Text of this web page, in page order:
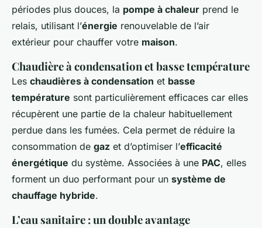
périodes plus douces, la pompe à chaleur prend le
relais, utilisant l’énergie renouvelable de l’air
extérieur pour chauffer votre maison.
Chaudière à condensation et basse température
Les chaudières à condensation et basse
température sont particulièrement efficaces car elles
récupèrent une partie de la chaleur habituellement
perdue dans les fumées. Cela permet de réduire la
consommation de gaz et d’optimiser l’efficacité
énergétique du système. Associées à une PAC, elles
forment un duo performant pour un système de
chauffage hybride.
L’eau sanitaire : un double avantage